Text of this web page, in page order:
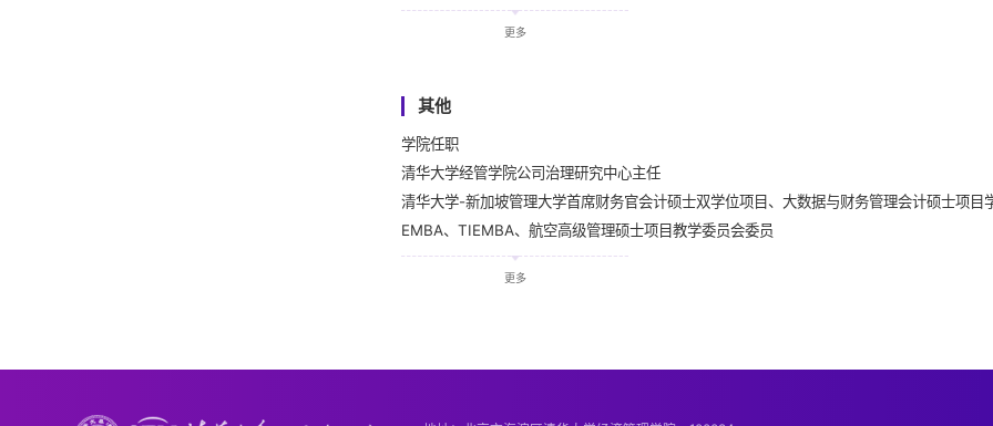
李欢，郑高娉，李丹。“大客户能够提升上市业绩吗？— 基于我国供应链客户关系的研究”,
贾楠，李丹。“开展跨境审计业务：一体化还是外包？—基于美国事务所跨境审计中国概念股
王木之，李丹。“资本市场中的媒体公关：来自我国企业IPO的经验证据”。《管理世界》，
李欢，李丹。“上市公司信息环境与内部人交易”。《中国会计评论》，2015年第13卷第2期：
翟进步，王玉涛，李丹。“什么因素决定公司并购中融资方式的选择:交易成本视角”《中国会
翟进步，王玉涛，李丹。“上市公司并购融资方式选择与并购绩效:“功能锁定冶视角”，《中国
贾宁，李丹。“创业投资管理对企业绩效表现的影响”,《南开管理评论》，2011年第14卷第1期
李丹，宋衍衡。“及时披露的年报信息可靠吗？”《管理世界》，2010年第9期：129-137。
2016年清华大学先进工作者
2015年清华大学经管学院先进工作者
2014年清华大学经管学院优秀班主任奖
2013年清华大学经管学院科研先进奖
2013年清华大学经管学院优秀班主任奖
2012年清华大学经管学院先进工作者奖
2010年清华大学经管学院优秀教学奖
2009年清华大学经管学院先进工作者奖
更多
其他
学院任职
清华大学经管学院公司治理研究中心主任
清华大学-新加坡管理大学首席财务官会计硕士双学位项目、大数据与财务管理会计硕士项目
EMBA、TIEMBA、航空高级管理硕士项目教学委员会委员
清华大学经管学院学科建设委员会委员
更多